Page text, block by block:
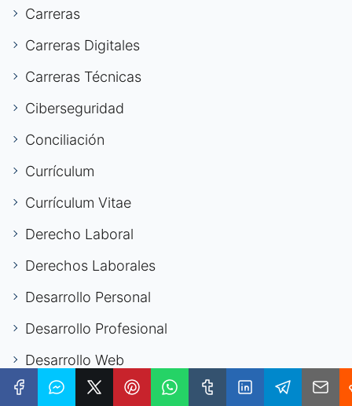
Carreras
Carreras Digitales
Carreras Técnicas
Ciberseguridad
Conciliación
Currículum
Currículum Vitae
Derecho Laboral
Derechos Laborales
Desarrollo Personal
Desarrollo Profesional
Desarrollo Web
Desempleo